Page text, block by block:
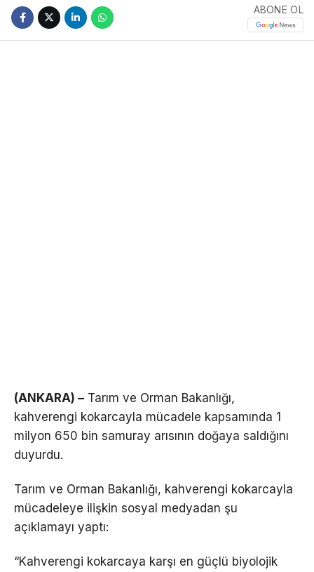
ABONE OL
(ANKARA) – Tarım ve Orman Bakanlığı,
kahverengi kokarcayla mücadele kapsamında 1
milyon 650 bin samuray arısının doğaya saldığını
duyurdu.
Tarım ve Orman Bakanlığı, kahverengi kokarcayla
mücadeleye ilişkin sosyal medyadan şu
açıklamayı yaptı:
“Kahverengi kokarcaya karşı en güçlü biyolojik